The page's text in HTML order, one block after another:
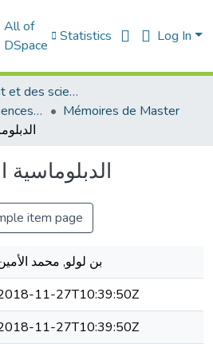
All of
DSpace
Statistics Log In
Faculté de droit et des sciences politiques
Département des sciences politiques
Mémoires de Master
الدبلوماسية
item page
بن لولو, محمد
11-27T10:39:50Z
11-27T10:39:50Z